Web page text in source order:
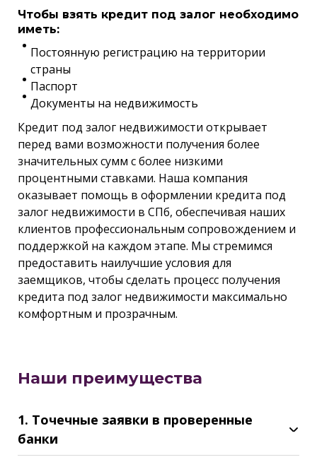
Чтобы взять кредит под залог необходимо
иметь:
Постоянную регистрацию на территории
страны
Паспорт
Документы на недвижимость
Кредит под залог недвижимости открывает
перед вами возможности получения более
значительных сумм с более низкими
процентными ставками. Наша компания
оказывает помощь в оформлении кредита под
залог недвижимости в СПб, обеспечивая наших
клиентов профессиональным сопровождением и
поддержкой на каждом этапе. Мы стремимся
предоставить наилучшие условия для
заемщиков, чтобы сделать процесс получения
кредита под залог недвижимости максимально
комфортным и прозрачным.
Наши преимущества
1. Точечные заявки в проверенные
банки